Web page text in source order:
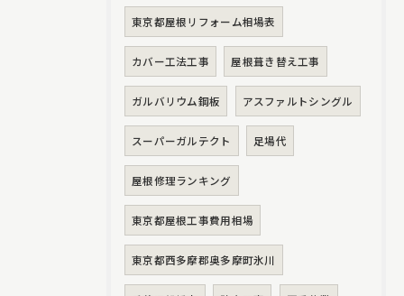
東京都屋根リフォーム相場表
カバー工法工事 屋根葺き替え工事
ガルバリウム鋼板 アスファルトシングル
スーパーガルテクト 足場代
屋根修理ランキング
東京都屋根工事費用相場
東京都西多摩郡奥多摩町氷川